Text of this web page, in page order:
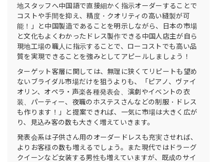
地スタッフへ中国語で直接細かく指示オーダーすることで
コストや手間を抑え、精度・クオリティの高い縫製が可
能！」と中国製造であることを明示しながら、日本の市場
と文化もよくわかったドレス製作できる中国人店主が自ら
現地工場の職人に指示することで、ローコストでも高い品
質を実現できることを強みとしてアピールしましょう！
ターゲット客層に関しては、無理に狭くてリピートも望め
ないブライダル市場だけを狙うよりも、「ピアノ、ヴァイ
オリン、オペラ・声楽各種発表会、演劇やイベントの衣
装、パーティー、夜職のホステスさんなどの制服・ドレス
も作ります！」と提案できれば、一気に市場は大きく広が
り、見込み客の数も大きく増えていきます。
発表会系は子供さん用のオーダードレスも充実させれば、
よりお客様の数も増えるでしょう。また現代ではドラーグ
クイーンなど女装する男性も増えていますが、既成のサイ